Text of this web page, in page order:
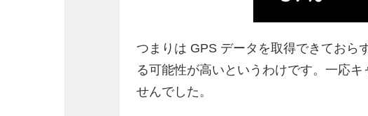
つまりは GPS データを取得できておら
る可能性が高いというわけです。一応
せんでした。